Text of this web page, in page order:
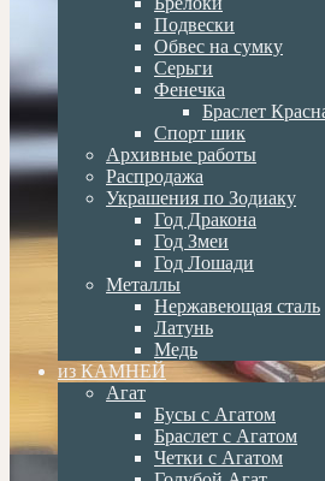
Подвески
Обвес на сумку
Серьги
Фенечка
Браслет
Спорт шик
Архивные работы
Распродажа
Украшения по Зодиаку
Год Дракона
Год Змеи
Год Лошади
Металлы
Нержавеющая сталь
Латунь
Медь
из КАМНЕЙ
Агат
Бусы с Агатом
Браслет с Агатом
Четки с Агатом